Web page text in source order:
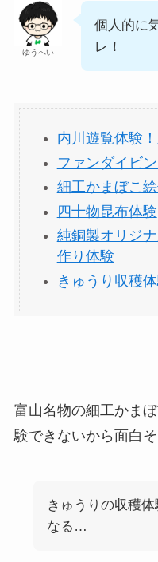
ゆうへい
個人的に
レ！
内川遊覧体験
ファンダイビ
細工かまぼこ
四十物昆布体験
純銅製オリジ
作り体験
きゅうり収穫
富山名物の細工かま
験できないから面白そ
きゅうりの収穫
なる…